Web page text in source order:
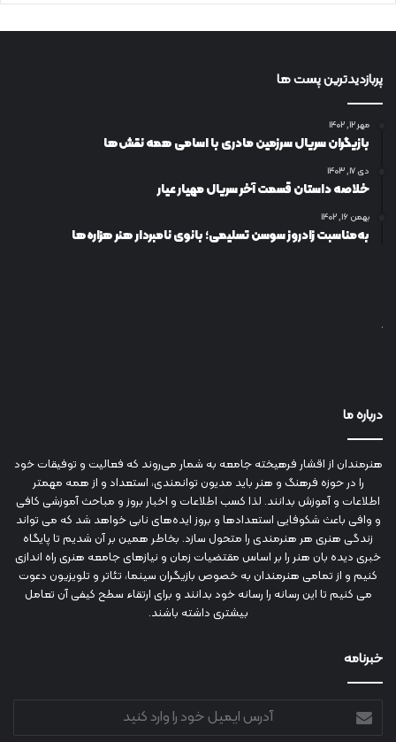
پربازدیدترین پست ها
مهر ۱۲, ۱۴۰۲
بازیگران سریال سرزمین مادری با اسامی همه نقش‌ها
دی ۱۷, ۱۴۰۳
خلاصه داستان قسمت آخر سریال مهیار عیار
بهمن ۱۶, ۱۴۰۲
به‌مناسبت زادروز سوسن تسلیمی؛ بانوی نامبردار هنر هزاره‌ها
درباره ما
هنرمندان از اقشار فرهیخته جامعه به شمار می‌روند که فعالیت و توفیقات خود
را در حوزه فرهنگ و هنر باید مدیون توانمندی، استعداد و از همه مهمتر
اطلاعات و آموزش بدانند. لذا کسب اطلاعات و اخبار بروز و مباحث آموزشی کافی
و وافی باعث شکوفایی استعدادها و بروز ایده‌های نابی خواهد شد که می تواند
زندگی هنری هر هنرمندی را متحول سازد. بخاطر همین بر آن شدیم تا پایگاه
خبری دیده بان هنر را بر اساس مقتضیات زمان و نیازهای جامعه هنری راه اندازی
کنیم و از تمامی هنرمندان به خصوص بازیگران سینما، تئاتر و تلویزیون دعوت
می کنیم تا این رسانه را رسانه خود بدانند و برای ارتقاء سطح کیفی آن تعامل
بیشتری داشته باشند.
خبرنامه
آدرس
ایمیل